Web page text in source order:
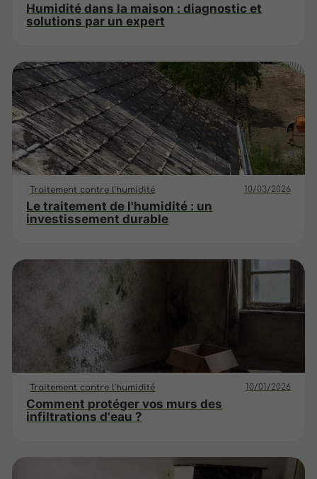
Humidité dans la maison : diagnostic et
solutions par un expert
Traitement contre l'humidité 10/03/2026
Le traitement de l'humidité : un
investissement durable
Traitement contre l'humidité 10/01/2026
Comment protéger vos murs des
infiltrations d'eau ?